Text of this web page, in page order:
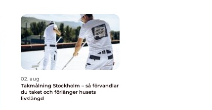
02. aug
Takmålning Stockholm – så förvandlar
du taket och förlänger husets
livslängd